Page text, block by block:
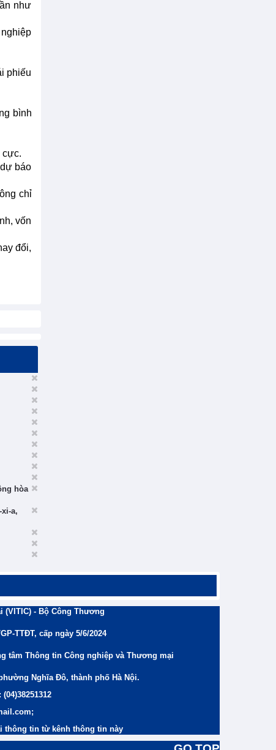
như
phiếu
bình
cực.
báo
chỉ
vốn
đổi,
hòa
a,
- Bộ Công Thương
TTĐT, cấp ngày 5/6/2024
tâm Thông tin Công nghiệp và Thương mại
Nghĩa Đô, thành phố Hà Nội.
(04)38251312
thông tin từ kênh thông tin này